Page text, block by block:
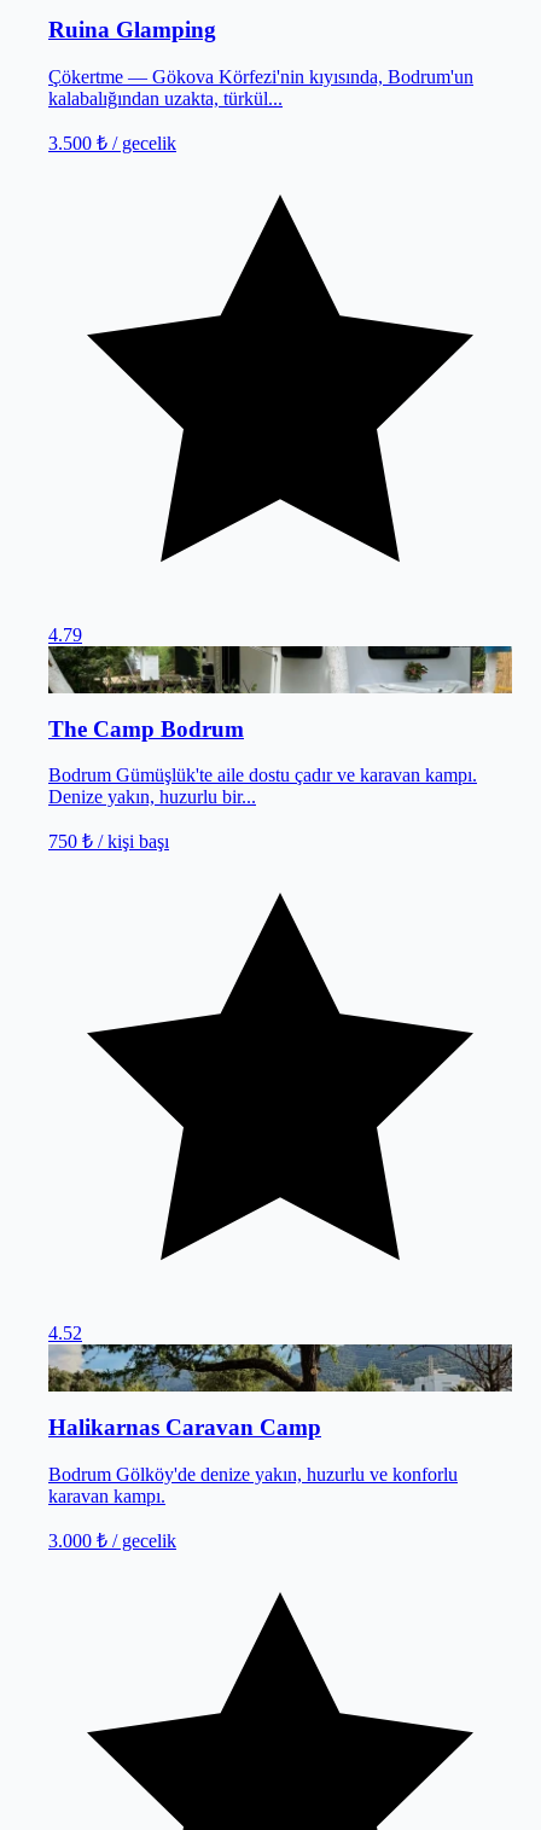
Ruina Glamping
Çökertme — Gökova Körfezi'nin kıyısında, Bodrum'un
kalabalığından uzakta, türkül...
3.500 ₺ / gecelik
4.79
Bodrum/Muğla
The Camp Bodrum
Bodrum Gümüşlük'te aile dostu çadır ve karavan kampı.
Denize yakın, huzurlu bir...
750 ₺ / kişi başı
4.52
Bodrum/Muğla
Halikarnas Caravan Camp
Bodrum Gölköy'de denize yakın, huzurlu ve konforlu
karavan kampı.
3.000 ₺ / gecelik